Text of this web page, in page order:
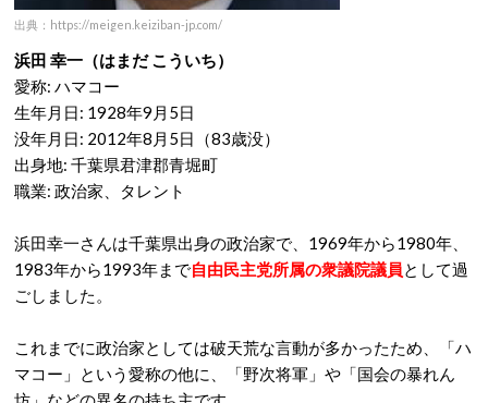
出典：https://meigen.keiziban-jp.com/
浜田 幸一（はまだ こういち）
愛称: ハマコー
生年月日: 1928年9月5日
没年月日: 2012年8月5日（83歳没）
出身地: 千葉県君津郡青堀町
職業: 政治家、タレント
浜田幸一さんは千葉県出身の政治家で、1969年から1980年、
1983年から1993年まで自由民主党所属の衆議院議員として過
ごしました。
これまでに政治家としては破天荒な言動が多かったため、「ハ
マコー」という愛称の他に、「野次将軍」や「国会の暴れん